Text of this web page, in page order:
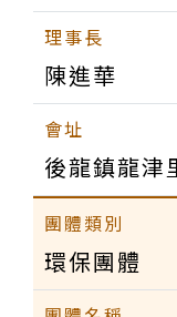
陳進華
後龍鎮龍津
環保團體